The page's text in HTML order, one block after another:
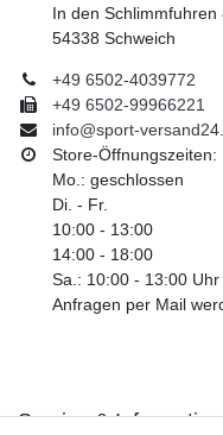
In den Schlimmfuhren
54338 Schweich
+49 6502-4039772
+49 6502-99966221
info@sport-
Store-Öffnungszeiten:
Mo.: geschlossen
Di. - Fr.
10:00 - 13:00
14:00 - 18:00
Sa.: 10:00 - 13:00 Uhr
Anfragen per Mail
Service &